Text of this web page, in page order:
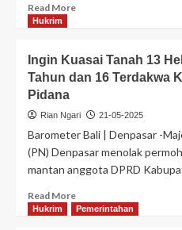
Read More
Hukrim
Ingin Kuasai Tanah 13
Tahun dan 16 Terdakwa
Pidana
Rian Ngari 21-05-2025
Barometer Bali | Denpasar -
(PN) Denpasar menolak
mantan anggota DPRD
Read More
Hukrim Pemerintahan